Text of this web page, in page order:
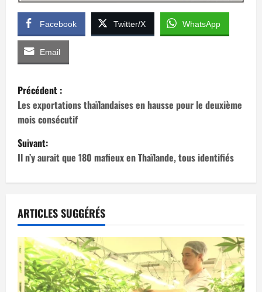
Facebook Twitter/X WhatsApp
Email
N
a
v
i
g
a
t
i
o
Précédent :
Les exportations thaïlandaises en hausse pour le deuxième
mois consécutif
Suivant:
Il n’y aurait que 180 mafieux en Thaïlande, tous identifiés
ARTICLES SUGGÉRÉS